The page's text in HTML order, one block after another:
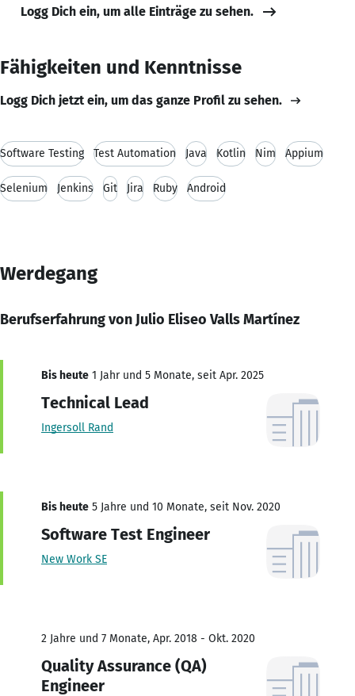
Logg Dich ein, um alle Einträge zu sehen.
Fähigkeiten und Kenntnisse
Logg Dich jetzt ein, um das ganze Profil zu sehen.
Software Testing Test Automation Java Kotlin Nim Appium
Selenium Jenkins Git Jira Ruby Android
Werdegang
Berufserfahrung von Julio Eliseo Valls Martínez
Bis heute 1 Jahr und 5 Monate, seit Apr. 2025
Technical Lead
Ingersoll Rand
Bis heute 5 Jahre und 10 Monate, seit Nov. 2020
Software Test Engineer
New Work SE
2 Jahre und 7 Monate, Apr. 2018 - Okt. 2020
Quality Assurance (QA)
Engineer